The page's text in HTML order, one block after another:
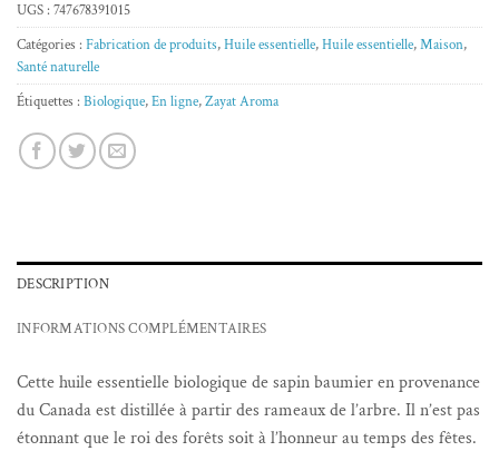
UGS : 747678391015
Catégories : Fabrication de produits,Huile essentielle,Huile essentielle,Maison,
Santé naturelle
Étiquettes : Biologique,En ligne,Zayat Aroma
DESCRIPTION
INFORMATIONS COMPLÉMENTAIRES
Cette huile essentielle biologique de sapin baumier en provenance
du Canada est distillée à partir des rameaux de l’arbre. Il n’est pas
étonnant que le roi des forêts soit à l’honneur au temps des fêtes.